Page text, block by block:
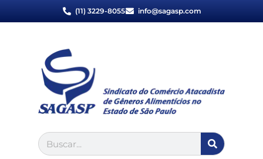
(11) 3229-8055 info@sagasp.com